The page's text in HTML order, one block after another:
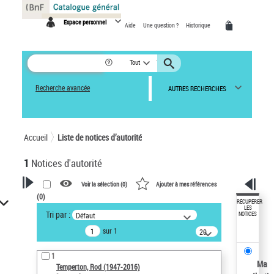
Espace personnel Aide Une question ? Historique
Tout
Recherche avancée AUTRES RECHERCHES
Accueil Liste de notices d’autorité
1 Notices d'autorité
VOTRE RECHERCHE
Recherche avancée dans les
notices d’autorité
Œuvres liées à l'auteur :
Temperton, Rod (1947-2016)
Voir la sélection (0) Ajouter à mes références
(0)
Tri par : Défaut
sur 1
20
résultats/page
1
Temperton, Rod (1947-2016)
RÉCUPÉRER
LES
NOTICES
Ma
Panneau de gestion des cookies